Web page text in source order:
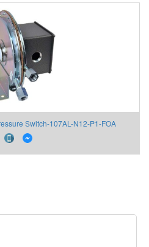
Switch-107AL-N12-P1-FOA